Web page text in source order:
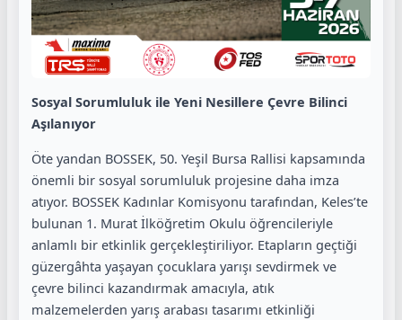
Sosyal Sorumluluk ile Yeni Nesillere Çevre Bilinci
Aşılanıyor
Öte yandan BOSSEK, 50. Yeşil Bursa Rallisi kapsamında
önemli bir sosyal sorumluluk projesine daha imza
atıyor. BOSSEK Kadınlar Komisyonu tarafından, Keles’te
bulunan 1. Murat İlköğretim Okulu öğrencileriyle
anlamlı bir etkinlik gerçekleştiriliyor. Etapların geçtiği
güzergâhta yaşayan çocuklara yarışı sevdirmek ve
çevre bilinci kazandırmak amacıyla, atık
malzemelerden yarış arabası tasarımı etkinliği